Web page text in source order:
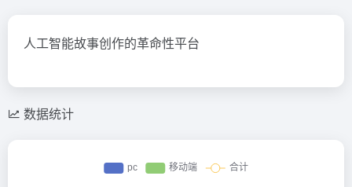
人工智能故事创作的革命性平台
数据统计